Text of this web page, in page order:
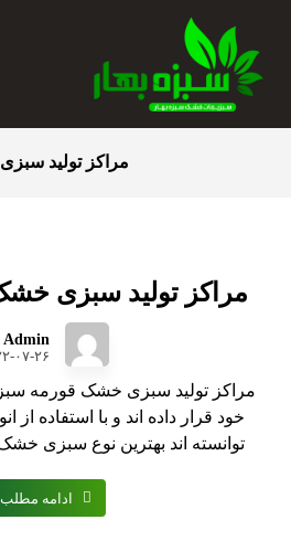
مراکز تولید
مراکز تولید سبزی
Admin
۲۰۲۲-
مراکز تولید سبزی خشک قورمه
خود قرار داده اند و با استفاده از
توانسته اند بهترین نوع سبزی خشک
ادامه مطلب